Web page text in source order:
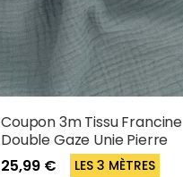
Coupon 3m Tissu Francine
Double Gaze Unie Pierre
25,99 €
LES 3 MÈTRES